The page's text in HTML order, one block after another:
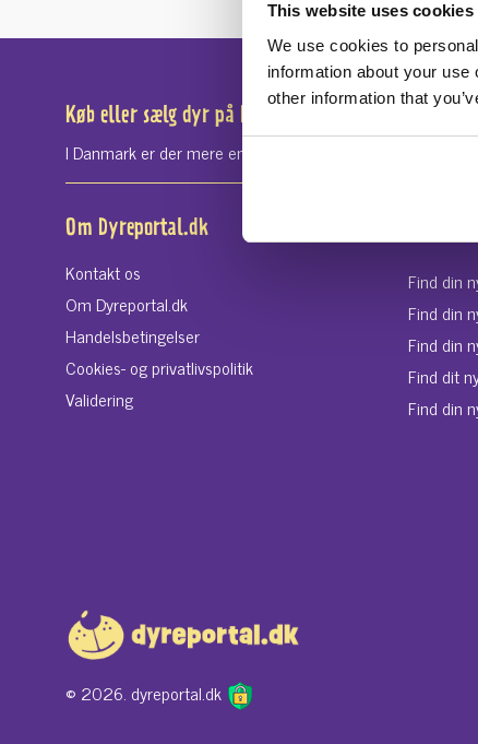
This website uses cookies
We use cookies to
information about your
other information that
Køb eller sælg dyr på Dyreportal.dk
I Danmark er der mere end 100 tusinde som hvert år
Om Dyreportal.dk
Kontakt os
Om Dyreportal.dk
Handelsbetingelser
Cookies- og privatlivspolitik
Validering
Find din
Find din
Find din
Find dit
Find din
© 2026. dyreportal.dk